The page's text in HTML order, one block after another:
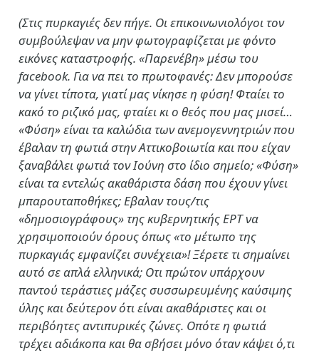
(Στις πυρκαγιές δεν πήγε. Οι επικοινωνιολόγοι τον
συμβούλεψαν να μην φωτογραφίζεται με φόντο
εικόνες καταστροφής. «Παρενέβη» μέσω του
facebook. Για να πει το πρωτοφανές: Δεν μπορούσε
να γίνει τίποτα, γιατί μας νίκησε η φύση! Φταίει το
κακό το ριζικό μας, φταίει κι ο θεός που μας μισεί…
«Φύση» είναι τα καλώδια των ανεμογεννητριών που
έβαλαν τη φωτιά στην Αττικοβοιωτία και που είχαν
ξαναβάλει φωτιά τον Ιούνη στο ίδιο σημείο; «Φύση»
είναι τα εντελώς ακαθάριστα δάση που έχουν γίνει
μπαρουταποθήκες; Εβαλαν τους/τις
«δημοσιογράφους» της κυβερνητικής ΕΡΤ να
χρησιμοποιούν όρους όπως «το μέτωπο της
πυρκαγιάς εμφανίζει συνέχεια»! Ξέρετε τι σημαίνει
αυτό σε απλά ελληνικά; Οτι πρώτον υπάρχουν
παντού τεράστιες μάζες συσσωρευμένης καύσιμης
ύλης και δεύτερον ότι είναι ακαθάριστες και οι
περιβόητες αντιπυρικές ζώνες. Οπότε η φωτιά
τρέχει αδιάκοπα και θα σβήσει μόνο όταν κάψει ό,τι